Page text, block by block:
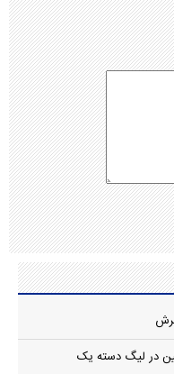
در لیگ دسته یک